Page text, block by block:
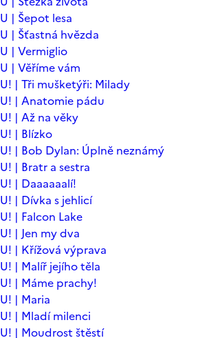
| Šepot lesa
| Šťastná hvězda
| Vermiglio
| Věříme vám
| Tři mušketýři: Milady
| Anatomie pádu
| Až na věky
| Blízko
| Bob Dylan: Úplně neznámý
| Bratr a sestra
| Daaaaaalí!
| Dívka s jehlicí
| Falcon Lake
| Jen my dva
| Křížová výprava
| Malíř jejího těla
| Máme prachy!
| Maria
| Mladí milenci
| Moudrost štěstí